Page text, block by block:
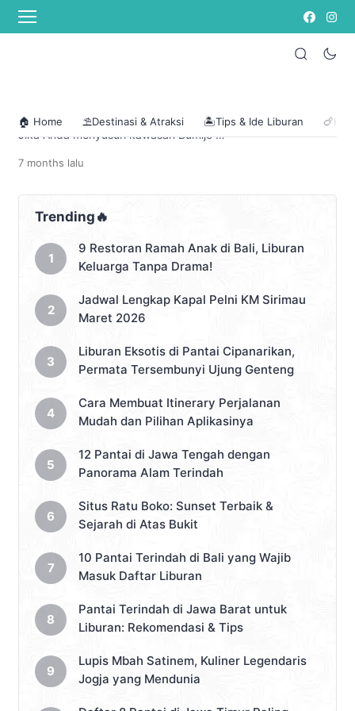
🏠 Home ⛱️Destinasi & Atraksi 🏝️Tips & Ide Liburan
Street Food Asia
Yogyakarta tidak hanya soal gudeg.
Jika Anda menyusuri kawasan Bumijo di
antrean panjang demi secuil jajanan
tahun 1963: Lupis Mbah Satinem.
Kepopulerannya meroket hingga masuk
Asia”, menjadikannya destinasi kuliner
wajib bagi wisatawan domestik maupun
mancanegara. Berakar dari tradisi
kuliner lokal, […]
7 months lalu
Trending🔥
9 Restoran Ramah Anak di Bali, Liburan
Keluarga Tanpa Drama!
Jadwal Lengkap Kapal Pelni KM Sirimau
Maret 2026
Liburan Eksotis di Pantai Cipanarikan,
Permata Tersembunyi Ujung Genteng
Cara Membuat Itinerary Perjalanan
Mudah dan Pilihan Aplikasinya
12 Pantai di Jawa Tengah dengan
Panorama Alam Terindah
Situs Ratu Boko: Sunset Terbaik &
Sejarah di Atas Bukit
10 Pantai Terindah di Bali yang Wajib
Masuk Daftar Liburan
Pantai Terindah di Jawa Barat untuk
Liburan: Rekomendasi & Tips
Lupis Mbah Satinem, Kuliner Legendaris
Jogja yang Mendunia